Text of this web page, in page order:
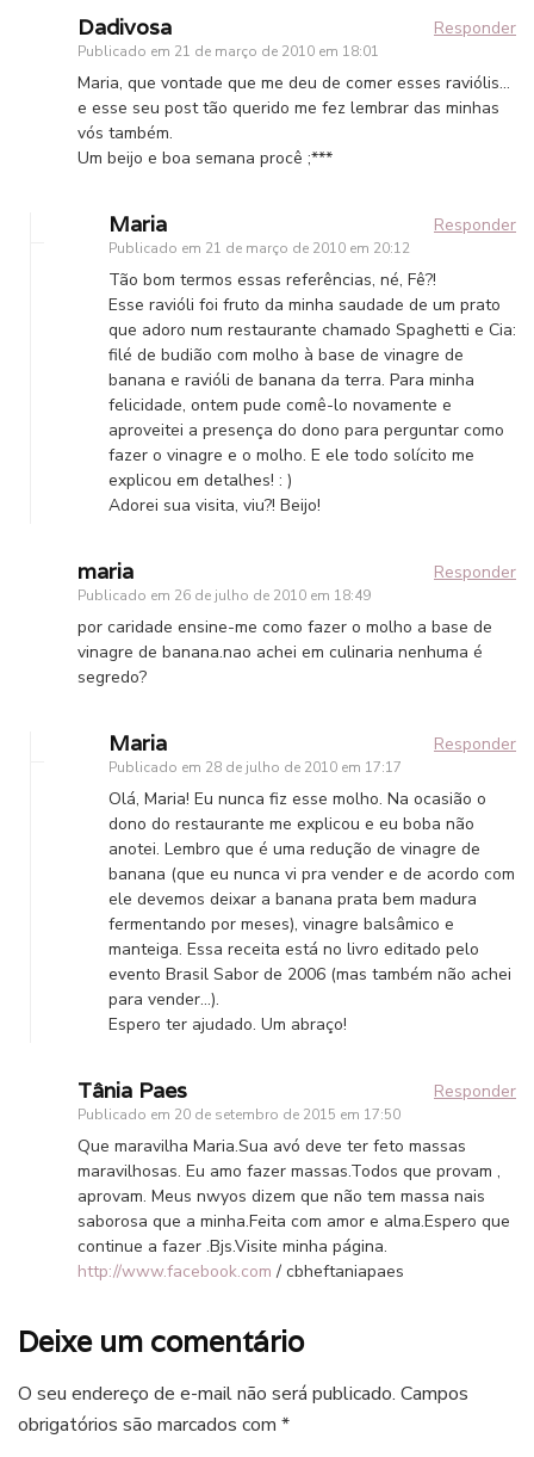
Dadivosa
Publicado em 21 de março de 2010 em 18:01
Responder
Maria, que vontade que me deu de comer esses raviólis…
e esse seu post tão querido me fez lembrar das minhas
vós também.
Um beijo e boa semana procê ;***
Maria
Publicado em 21 de março de 2010 em 20:12
Responder
Tão bom termos essas referências, né, Fê?!
Esse ravióli foi fruto da minha saudade de um prato
que adoro num restaurante chamado Spaghetti e Cia:
filé de budião com molho à base de vinagre de
banana e ravióli de banana da terra. Para minha
felicidade, ontem pude comê-lo novamente e
aproveitei a presença do dono para perguntar como
fazer o vinagre e o molho. E ele todo solícito me
explicou em detalhes! : )
Adorei sua visita, viu?! Beijo!
maria
Publicado em 26 de julho de 2010 em 18:49
Responder
por caridade ensine-me como fazer o molho a base de
vinagre de banana.nao achei em culinaria nenhuma é
segredo?
Maria
Publicado em 28 de julho de 2010 em 17:17
Responder
Olá, Maria! Eu nunca fiz esse molho. Na ocasião o
dono do restaurante me explicou e eu boba não
anotei. Lembro que é uma redução de vinagre de
banana (que eu nunca vi pra vender e de acordo com
ele devemos deixar a banana prata bem madura
fermentando por meses), vinagre balsâmico e
manteiga. Essa receita está no livro editado pelo
evento Brasil Sabor de 2006 (mas também não achei
para vender…).
Espero ter ajudado. Um abraço!
Tânia Paes
Publicado em 20 de setembro de 2015 em 17:50
Responder
Que maravilha Maria.Sua avó deve ter feto massas
maravilhosas. Eu amo fazer massas.Todos que provam ,
aprovam. Meus nwyos dizem que não tem massa nais
saborosa que a minha.Feita com amor e alma.Espero que
continue a fazer .Bjs.Visite minha página.
http://www.facebook.com / cbheftaniapaes
Deixe um comentário
O seu endereço de e-mail não será publicado. Campos
obrigatórios são marcados com *